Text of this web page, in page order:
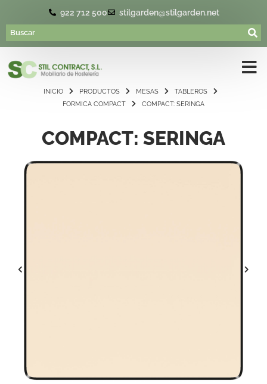
922 712 500 stilgarden@stilgarden.net
INICIO PRODUCTOS MESAS
TABLEROS
FORMICA COMPACT
COMPACT: SERINGA
COMPACT: SERINGA